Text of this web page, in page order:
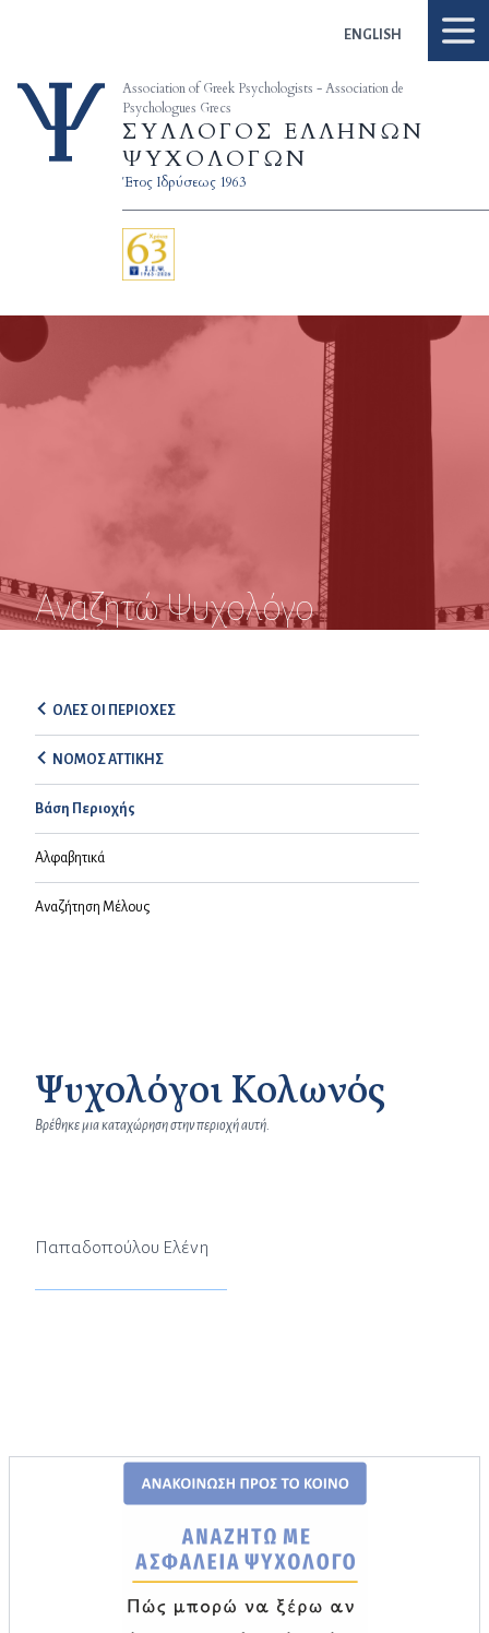
ENGLISH
Association of Greek Psychologists - Association de
Psychologues Grecs
ΣΥΛΛΟΓΟΣ ΕΛΛΗΝΩΝ
ΨΥΧΟΛΟΓΩΝ
Έτος Ιδρύσεως 1963
Αναζητώ Ψυχολόγο
ΟΛΕΣ ΟΙ ΠΕΡΙΟΧΕΣ
ΝΟΜΟΣ ΑΤΤΙΚΗΣ
Βάση Περιοχής
Αλφαβητικά
Αναζήτηση Μέλους
Ψυχολόγοι Κολωνός
Βρέθηκε μια καταχώρηση στην περιοχή αυτή.
Παπαδοπούλου Ελένη